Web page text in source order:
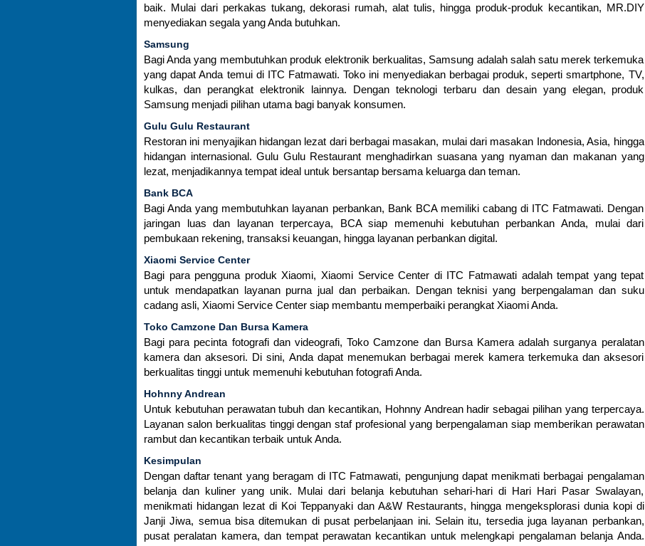
baik. Mulai dari perkakas tukang, dekorasi rumah, alat tulis, hingga produk-produk kecantikan, MR.DIY
menyediakan segala yang Anda butuhkan.
Samsung
Bagi Anda yang membutuhkan produk elektronik berkualitas, Samsung adalah salah satu merek terkemuka
yang dapat Anda temui di ITC Fatmawati. Toko ini menyediakan berbagai produk, seperti smartphone, TV,
kulkas, dan perangkat elektronik lainnya. Dengan teknologi terbaru dan desain yang elegan, produk
Samsung menjadi pilihan utama bagi banyak konsumen.
Gulu Gulu Restaurant
Restoran ini menyajikan hidangan lezat dari berbagai masakan, mulai dari masakan Indonesia, Asia, hingga
hidangan internasional. Gulu Gulu Restaurant menghadirkan suasana yang nyaman dan makanan yang
lezat, menjadikannya tempat ideal untuk bersantap bersama keluarga dan teman.
Bank BCA
Bagi Anda yang membutuhkan layanan perbankan, Bank BCA memiliki cabang di ITC Fatmawati. Dengan
jaringan luas dan layanan terpercaya, BCA siap memenuhi kebutuhan perbankan Anda, mulai dari
pembukaan rekening, transaksi keuangan, hingga layanan perbankan digital.
Xiaomi Service Center
Bagi para pengguna produk Xiaomi, Xiaomi Service Center di ITC Fatmawati adalah tempat yang tepat
untuk mendapatkan layanan purna jual dan perbaikan. Dengan teknisi yang berpengalaman dan suku
cadang asli, Xiaomi Service Center siap membantu memperbaiki perangkat Xiaomi Anda.
Toko Camzone Dan Bursa Kamera
Bagi para pecinta fotografi dan videografi, Toko Camzone dan Bursa Kamera adalah surganya peralatan
kamera dan aksesori. Di sini, Anda dapat menemukan berbagai merek kamera terkemuka dan aksesori
berkualitas tinggi untuk memenuhi kebutuhan fotografi Anda.
Hohnny Andrean
Untuk kebutuhan perawatan tubuh dan kecantikan, Hohnny Andrean hadir sebagai pilihan yang terpercaya.
Layanan salon berkualitas tinggi dengan staf profesional yang berpengalaman siap memberikan perawatan
rambut dan kecantikan terbaik untuk Anda.
Kesimpulan
Dengan daftar tenant yang beragam di ITC Fatmawati, pengunjung dapat menikmati berbagai pengalaman
belanja dan kuliner yang unik. Mulai dari belanja kebutuhan sehari-hari di Hari Hari Pasar Swalayan,
menikmati hidangan lezat di Koi Teppanyaki dan A&W Restaurants, hingga mengeksplorasi dunia kopi di
Janji Jiwa, semua bisa ditemukan di pusat perbelanjaan ini. Selain itu, tersedia juga layanan perbankan,
pusat peralatan kamera, dan tempat perawatan kecantikan untuk melengkapi pengalaman belanja Anda.